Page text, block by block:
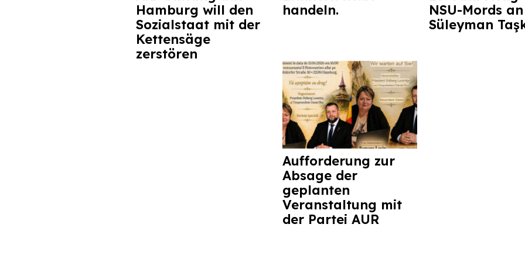
Hamburg will den
Sozialstaat mit der
Kettensäge
zerstören
handeln.
NSU-Mords an
Süleyman
Aufforderung zur
Absage der
geplanten
Veranstaltung mit
der Partei AUR